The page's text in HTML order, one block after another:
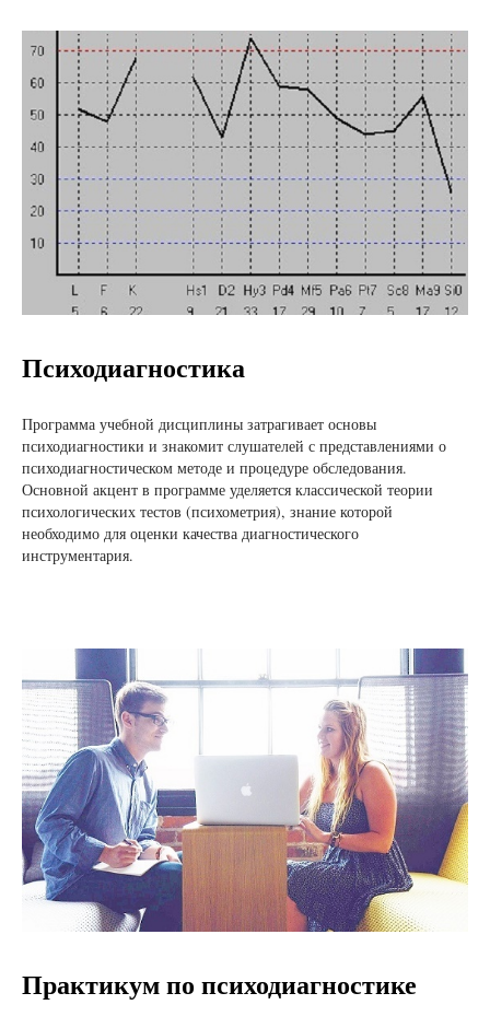
Психодиагностика
Программа учебной дисциплины затрагивает основы
психодиагностики и знакомит слушателей с представлениями о
психодиагностическом методе и процедуре обследования.
Основной акцент в программе уделяется классической теории
психологических тестов (психометрия), знание которой
необходимо для оценки качества диагностического
инструментария.
Практикум по психодиагностике